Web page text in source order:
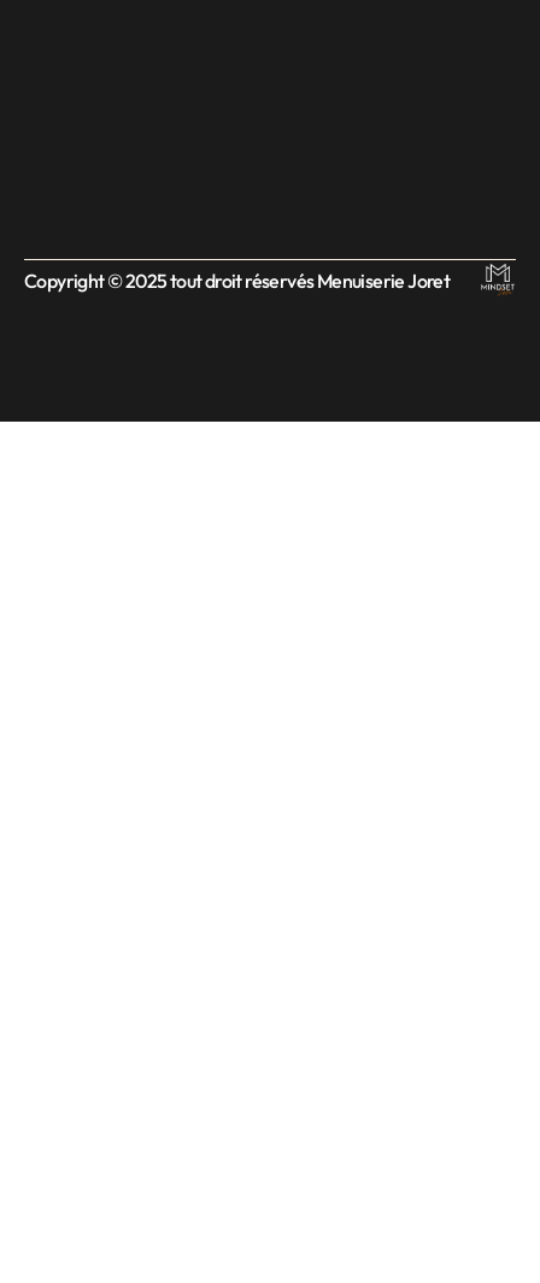
Copyright © 2025 tout droit réservés Menuiserie Joret